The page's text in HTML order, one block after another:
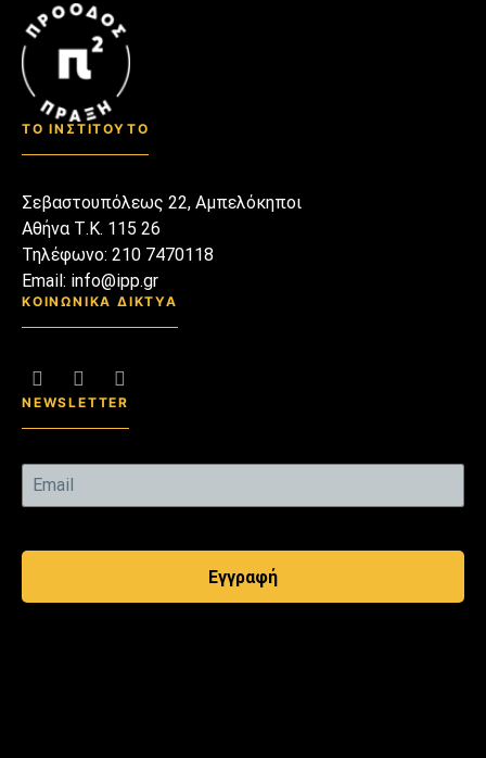
ΤΟ ΙΝΣΤΙΤΟΥΤΟ
Σεβαστουπόλεως 22, Αμπελόκηποι
Αθήνα Τ.Κ. 115 26
Τηλέφωνο: 210 7470118
Email: info@ipp.gr
ΚΟΙΝΩΝΙΚΑ ΔΙΚΤΥΑ
NEWSLETTER
Εγγραφή